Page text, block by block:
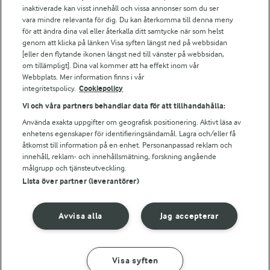
Arla webbshop
Bildbank
Följ oss
© 2026 Arla Foods
Integritetspolicy
inaktiverade kan visst innehåll och vissa annonser som du ser
vara mindre relevanta för dig. Du kan återkomma till denna meny
för att ändra dina val eller återkalla ditt samtycke när som helst
genom att klicka på länken Visa syften längst ned på webbsidan
[eller den flytande ikonen längst ned till vänster på webbsidan,
om tillämpligt]. Dina val kommer att ha effekt inom vår
Webbplats. Mer information finns i vår
integritetspolicy. Cookiepolicy
Vi och våra partners behandlar data för att tillhandahålla:
Använda exakta uppgifter om geografisk positionering. Aktivt läsa av
enhetens egenskaper för identifieringsändamål. Lagra och/eller få
åtkomst till information på en enhet. Personanpassad reklam och
innehåll, reklam- och innehållsmätning, forskning angående
målgrupp och tjänsteutveckling.
Lista över partner (leverantörer)
Jag accepterar
Avvisa alla
Visa syften